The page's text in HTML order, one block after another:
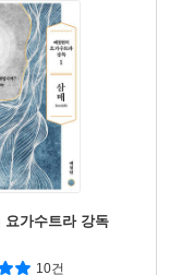
요가수트라 강독
10건